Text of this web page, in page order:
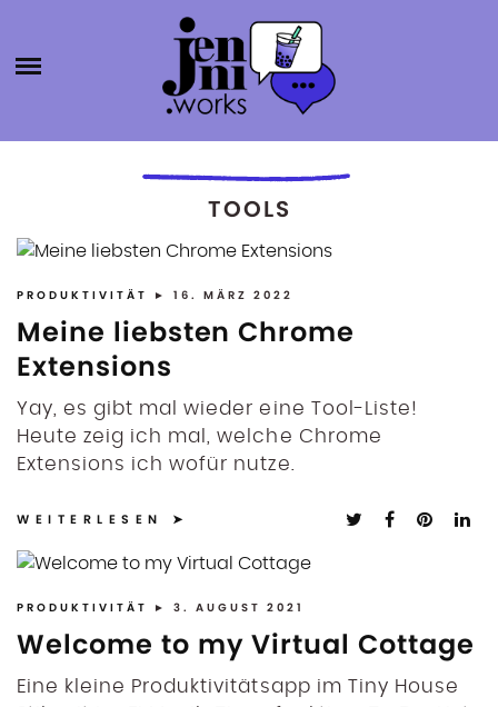
content
JENNI.W
ORKS
SELBSTSTÄNDIGKEIT
TOOLS
PRODUKTIVITÄT ► 16. MÄRZ 2022
Meine liebsten Chrome
Extensions
Yay, es gibt mal wieder eine Tool-Liste!
Heute zeig ich mal, welche Chrome
Extensions ich wofür nutze.
WEITERLESEN
PRODUKTIVITÄT ► 3. AUGUST 2021
Welcome to my Virtual Cottage
Eine kleine Produktivitätsapp im Tiny House